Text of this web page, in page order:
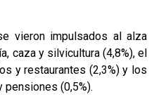
vieron impulsados al alza
caza y silvicultura (4,8%), el
y restaurantes (2,3%) y los
(0,5%).